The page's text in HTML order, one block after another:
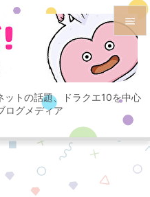
トの話題、ドラクエ10を中心
ログメディア

メニュ

サイド

次へ